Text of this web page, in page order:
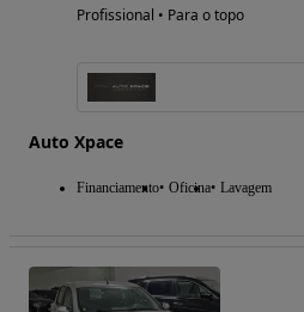
Profissional • Para o topo
Auto Xpace
Financiamento Oficina Lavagem